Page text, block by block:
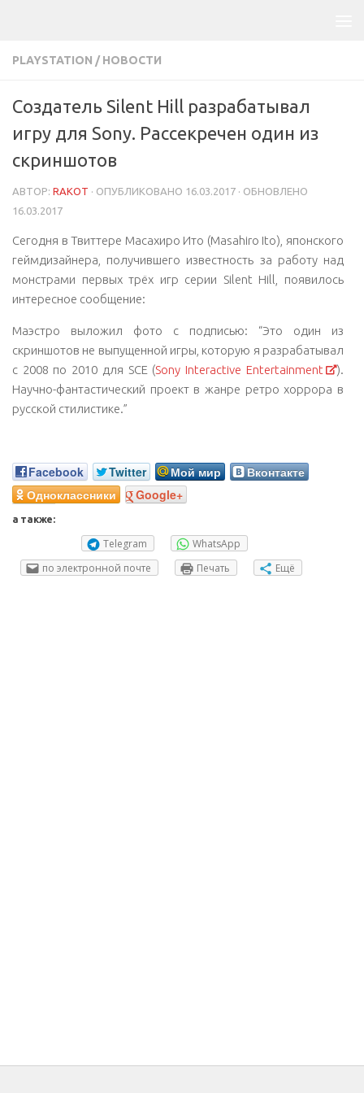
PLAYSTATION / НОВОСТИ
Создатель Silent Hill разрабатывал
игру для Sony. Рассекречен один из
скриншотов
АВТОР: RAKOT · ОПУБЛИКОВАНО 16.03.2017 · ОБНОВЛЕНО
16.03.2017
Сегодня в Твиттере Масахиро Ито (Masahiro Ito), японского
геймдизайнера, получившего известность за работу над
монстрами первых трёх игр серии Silent Hill, появилось
интересное сообщение:
Маэстро выложил фото с подписью: “Это один из
скриншотов не выпущенной игры, которую я разрабатывал
с 2008 по 2010 для SCE (Sony Interactive Entertainment
).
Научно-фантастический проект в жанре ретро хоррора в
русской стилистике.”
Facebook Twitter Мой мир
Вконтакте
Одноклассники
Google+
а также:
Telegram
WhatsApp
по электронной почте
Печать Ещё